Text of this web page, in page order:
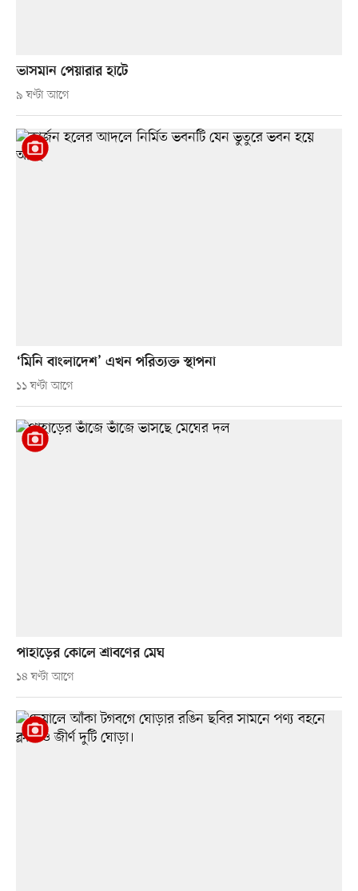
ভাসমান পেয়ারার হাটে
৯ ঘণ্টা আগে
‘মিনি বাংলাদেশ’ এখন পরিত্যক্ত স্থাপনা
১১ ঘণ্টা আগে
পাহাড়ের কোলে শ্রাবণের মেঘ
১৪ ঘণ্টা আগে